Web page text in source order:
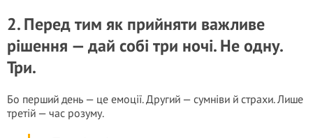
2. Перед тим як прийняти важливе
рішення — дай собі три ночі. Не одну.
Три.
Бо перший день — це емоції. Другий — сумніви й страхи. Лише
третій — час розуму.